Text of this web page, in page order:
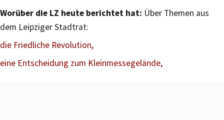
Worüber die LZ heute berichtet hat: Über Themen aus
dem Leipziger Stadtrat:
die Friedliche Revolution,
eine Entscheidung zum Kleinmessegelände,